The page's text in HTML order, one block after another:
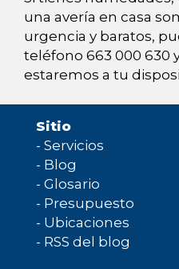
una avería en casa
urgencia y baratos,
teléfono 663 000 630
estaremos a tu
Sitio
- Servicios
- Blog
- Glosario
- Presupuesto
- Ubicaciones
- RSS del blog